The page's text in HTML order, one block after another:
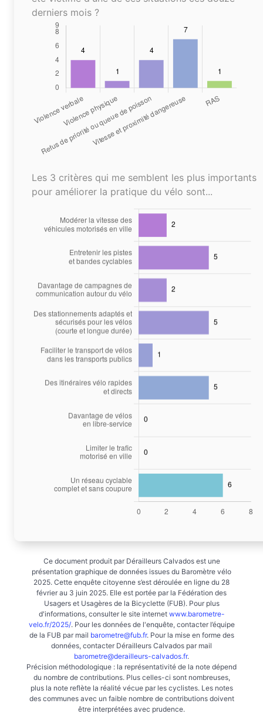
derniers mois ?
Les 3 critères qui me semblent les plus importants
pour améliorer la pratique du vélo sont...
Ce document produit par Dérailleurs Calvados est une
présentation graphique de données issues du Baromètre vélo
2025. Cette enquête citoyenne s’est déroulée en ligne du 28
février au 3 juin 2025. Elle est portée par la Fédération des
Usagers et Usagères de la Bicyclette (FUB). Pour plus
d'informations, consulter le site internet www.barometre-
velo.fr/2025/. Pour les données de l'enquête, contacter l’équipe
de la FUB par mail barometre@fub.fr. Pour la mise en forme des
données, contacter Dérailleurs Calvados par mail
barometre@derailleurs-calvados.fr.
Précision méthodologique : la représentativité de la note dépend
du nombre de contributions. Plus celles-ci sont nombreuses,
plus la note reflète la réalité vécue par les cyclistes. Les notes
des communes avec un faible nombre de contributions doivent
être interprétées avec prudence.